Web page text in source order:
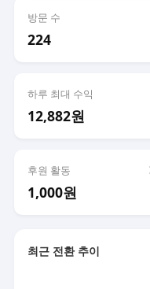
방문 수
224
하루 최대 수익
12,882원
후원 활동
1,000원
최근 전환 추이